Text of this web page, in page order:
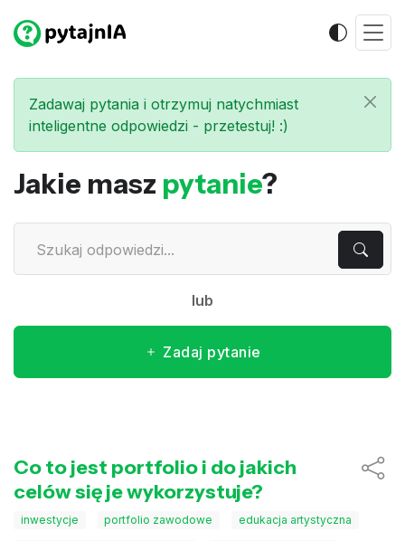
Zadawaj pytania i otrzymuj natychmiast
inteligentne odpowiedzi - przetestuj! :)
Jakie masz pytanie?
lub
Zadaj pytanie
Co to jest portfolio i do jakich
celów się je wykorzystuje?
inwestycje portfolio zawodowe edukacja artystyczna